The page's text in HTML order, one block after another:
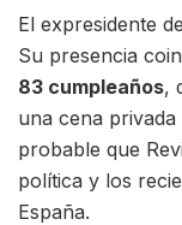
El expresidente
Su presencia
83 cumpleaños,
una cena
probable que
política y los
España.